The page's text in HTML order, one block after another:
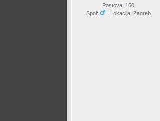
Postova: 160
Spol:
Lokacija: Zagreb